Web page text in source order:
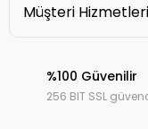
Müşteri Hizmetleri
%100 Güvenilir
256 BIT SSL